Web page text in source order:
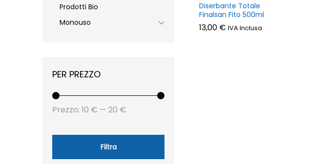
Diserbante Totale
Finalsan Fito 500ml
13,00 € IVA Inclusa
13,00 €
Prodotti Bio
Monouso
PER PREZZO
Filtra
Prezzo: 10 € — 20 €